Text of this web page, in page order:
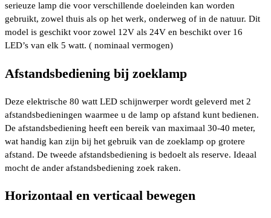
serieuze lamp die voor verschillende doeleinden kan worden
gebruikt, zowel thuis als op het werk, onderweg of in de natuur. Dit
model is geschikt voor zowel 12V als 24V en beschikt over 16
LED’s van elk 5 watt. ( nominaal vermogen)
Afstandsbediening bij zoeklamp
Deze elektrische 80 watt LED schijnwerper wordt geleverd met 2
afstandsbedieningen waarmee u de lamp op afstand kunt bedienen.
De afstandsbediening heeft een bereik van maximaal 30-40 meter,
wat handig kan zijn bij het gebruik van de zoeklamp op grotere
afstand. De tweede afstandsbediening is bedoelt als reserve. Ideaal
mocht de ander afstandsbediening zoek raken.
Horizontaal en verticaal bewegen